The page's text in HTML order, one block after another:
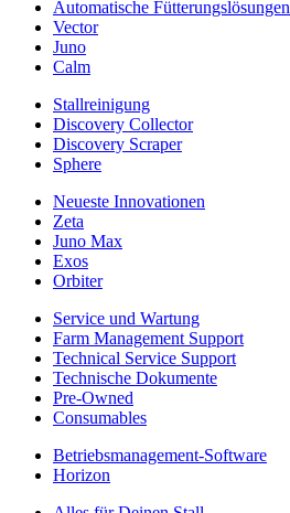
Automatische Fütterungslösungen
Vector
Juno
Calm
Stallreinigung
Discovery Collector
Discovery Scraper
Sphere
Neueste Innovationen
Zeta
Juno Max
Exos
Orbiter
Service und Wartung
Farm Management Support
Technical Service Support
Technische Dokumente
Pre-Owned
Consumables
Betriebsmanagement-Software
Horizon